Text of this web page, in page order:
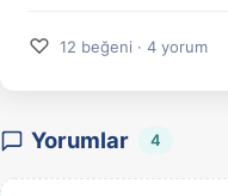
♡ 12 beğeni · 4 yorum
Yorumlar 4